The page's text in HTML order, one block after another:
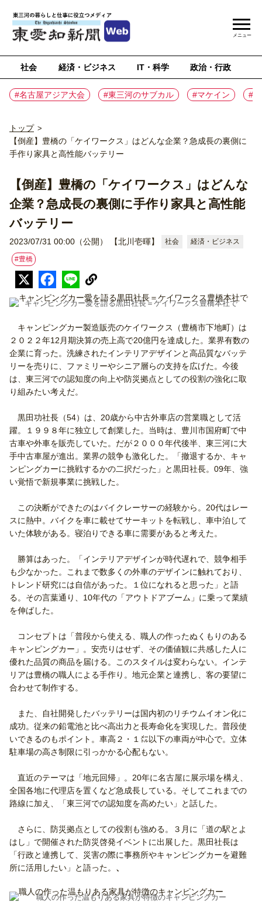
社会 経済・ビジネス IT・科学 政治・行政
#名古屋アジア大会 #東三河のサブカル #マケイン #
メニュー
トップ >
【倒産】豊橋の「ケイワークス」はどんな企業？急成長の裏側に
手作り家具と高性能バッテリー
【倒産】豊橋の「ケイワークス」はどんな
企業？急成長の裏側に手作り家具と高性能
バッテリー
2023/07/31 00:00（公開） 【北川壱暉】 社会 経済・ビジネス
#豊橋
キャンピングカー愛を語る黒田社長＝ケイワークス豊橋本社で
キャンピングカー製造販売のケイワークス（豊橋市下地町）は
２０２２年12月期決算の売上高で20億円を達成した。業界有数の
企業に育った。洗練されたインテリアデザインと高品質なバッテ
リーを売りに、ファミリーやシニア層らの支持を広げた。今後
は、東三河での認知度の向上や防災拠点としての役割の強化に取
り組みたい考えだ。
黒田功社長（54）は、20歳から中古外車店の営業職として活
躍。１９９８年に独立して創業した。当時は、豊川市国府町で中
古車や外車を販売していた。だが２０００年代後半、東三河に大
手中古車屋が進出。業界の競争も激化した。「撤退するか、キャ
ンピングカーに挑戦するかの二択だった」と黒田社長。09年、強
い覚悟で新規事業に挑戦した。
この決断ができたのはバイクレーサーの経験から。20代はレー
スに熱中。バイクを車に載せてサーキットを転戦し、車中泊して
いた体験がある。寝泊りできる車に需要があると考えた。
勝算はあった。「インテリアデザインが時代遅れで、競争相手
も少なかった。これまで数多くの外車のデザインに触れており、
トレンド研究には自信があった。１位になれると思った」と語
る。その言葉通り、10年代の「アウトドアブーム」に乗って業績
を伸ばした。
コンセプトは「普段から使える、職人の作ったぬくもりのある
キャンピングカー」。安売りはせず、その価値観に共感した人に
優れた品質の商品を届ける。このスタイルは変わらない。インテ
リアは豊橋の職人による手作り。地元企業と連携し、客の要望に
合わせて制作する。
また、自社開発したバッテリーは国内初のリチウムイオン化に
成功。従来の鉛電池と比べ高出力と長寿命化を実現した。普段使
いできるのもポイント。車高２・１㍍以下の車両が中心で。立体
駐車場の高さ制限に引っかかる心配もない。
直近のテーマは「地元回帰」。20年に名古屋に展示場を構え、
全国各地に代理店を置くなど急成長している。そしてこれまでの
路線に加え、「東三河での認知度を高めたい」と話した。
さらに、防災拠点としての役割も強める。３月に「道の駅とよ
はし」で開催された防災啓発イベントに出展した。黒田社長は
「行政と連携して、災害の際に事務所やキャンピングカーを避難
所に活用したい」と語った。 、
職人の作った温もりある家具が特徴のキャンピングカー